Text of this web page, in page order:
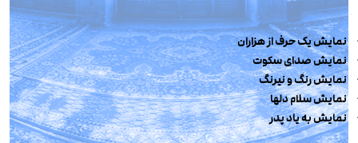
نمایش یک حرف از هزاران
نمایش صدای سکوت
نمایش رنگ و نیرنگ
نمایش سلام دلها
نمایش به یاد پدر